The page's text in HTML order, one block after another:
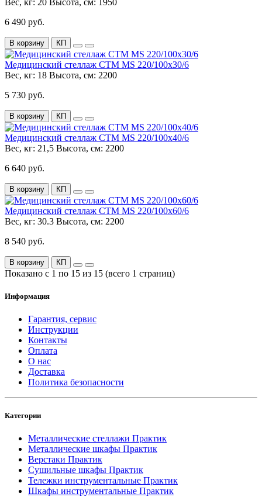
6 490 руб.
В корзину КП
Медицинский стеллаж СТМ MS 220/100х30/6
Вес, кг: 18 Высота, см: 2200
5 730 руб.
В корзину КП
Медицинский стеллаж СТМ MS 220/100х40/6
Вес, кг: 21,5 Высота, см: 2200
6 640 руб.
В корзину КП
Медицинский стеллаж СТМ MS 220/100х60/6
Вес, кг: 30.3 Высота, см: 2200
8 540 руб.
В корзину КП
Показано с 1 по 15 из 15 (всего 1 страниц)
Информация
Гарантия, сервис
Инструкции
Контакты
Оплата
О нас
Доставка
Политика безопасности
Категории
Металлические стеллажи Практик
Металлические шкафы Практик
Верстаки Практик
Сушильные шкафы Практик
Тележки инструментальные Практик
Шкафы инструментальные Практик